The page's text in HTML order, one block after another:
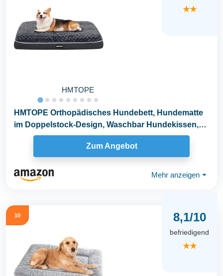
HMTOPE
★★
HMTOPE Orthopädisches Hundebett, Hundematte
im Doppelstock-Design, Waschbar Hundekissen,
Abnehmbar...
Zum Angebot
Mehr anzeigen ⏷
10 8,1/10
befriedigend
★★